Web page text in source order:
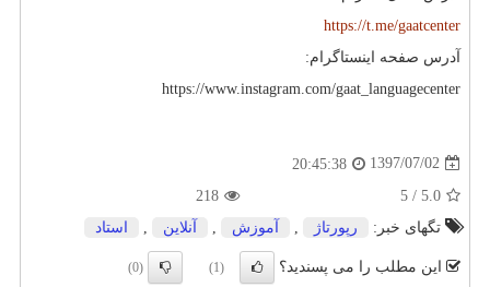
https://t.me/gaatcenter
آدرس صفحه اینستاگرام:
https://www.instagram.com/gaat_languagecenter
1397/07/02
20:45:38
5.0
/ 5
218
تگهای خبر:
رپورتاژ آموزش آنلاین استاد
این مطلب را می پسندید؟ (1)
(0)